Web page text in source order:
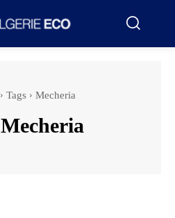
Tags Mecheria
Mecheria